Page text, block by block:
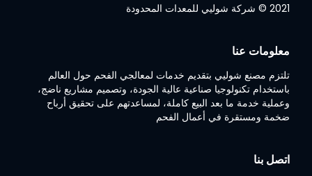
2021 © شركة شوليي للمعدات المحدودة
معلومات عنا
تلتزم مصنع شوليي بتقديم خدمات لمعالجي الفحم حول العالم
باستخدام تكنولوجيا صناعية عالية الجودة، وتصميم مشاريع ناضج،
وعملية خدمة ما بعد البيع كاملة، لمساعدتهم على تحقيق أرباح
ضخمة ومستقرة في أعمال الفحم
اتصل بنا
Whatsapp
Email
Wechat
Chat